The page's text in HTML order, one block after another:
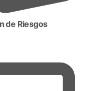
de Riesgos